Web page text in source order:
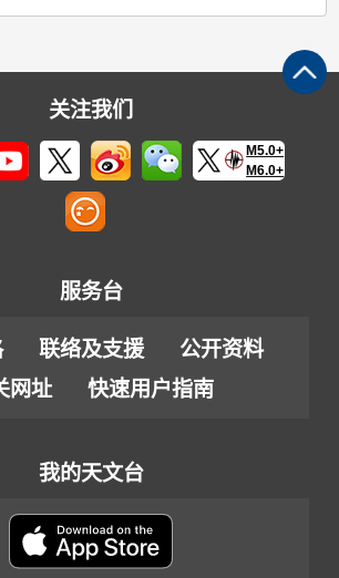
关注我们
M5.0+
M6.0+
服务台
联络及支援
公开资料
网址
快速用户指南
我的天文台